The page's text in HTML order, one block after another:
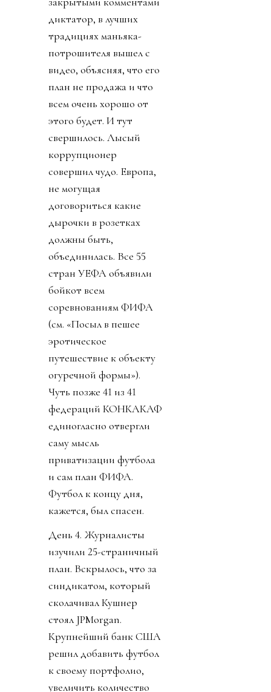
диктатор, в лучших
традициях маньяка-
потрошителя вышел с
видео, объясняя, что его
план не продажа и что
всем очень хорошо от
этого будет. И тут
свершилось. Лысый
коррупционер
совершил чудо. Европа,
не могущая
договориться какие
дырочки в розетках
должны быть,
объединилась. Все 55
стран УЕФА объявили
бойкот всем
соревнованиям ФИФА
(см. «Посыл в пешее
эротическое
путешествие к объекту
огуречной формы»).
Чуть позже 41 из 41
федераций КОНКАКАФ
единогласно отвергли
саму мысль
приватизации футбола
и сам план ФИФА.
Футбол к концу дня,
кажется, был спасен.
День 4. Журналисты
изучили 25-страничный
план. Вскрылось, что за
синдикатом, который
сколачивал Кушнер
стоял JPMorgan.
Крупнейший банк США
решил добавить футбол
к своему портфолио,
увеличить количество